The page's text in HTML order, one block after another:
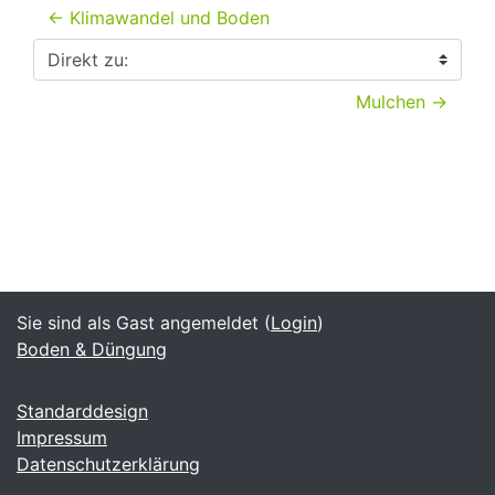
← Klimawandel und Boden
Direkt zu:
Mulchen →
Sie sind als Gast angemeldet (Login)
Boden & Düngung
Standarddesign
Impressum
Datenschutzerklärung